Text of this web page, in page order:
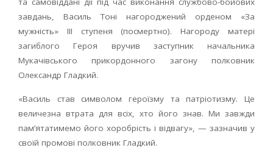
завдань, Василь Тоні нагороджений орденом «За
мужність» III ступеня (посмертно). Нагороду матері
загиблого Героя вручив заступник начальника
Мукачівського прикордонного загону полковник
Олександр Гладкий.
«Василь став символом героїзму та патріотизму. Це
величезна втрата для всіх, хто його знав. Ми завжди
пам’ятатимемо його хоробрість і відвагу», — зазначив у
своїй промові полковник Гладкий.